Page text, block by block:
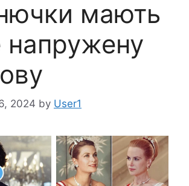
мають
2024 by User1